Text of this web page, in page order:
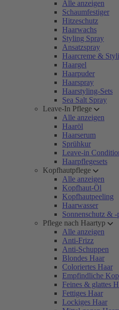
Alle anzeigen
Schaumfestiger
Hitzeschutz
Haarwachs
Styling Spray
Ansatzspray
Haarcreme &
Haargel
Haarpuder
Haarspray
Haarstyling-Sets
Sea Salt Spray
Leave-In Pflege
Alle anzeigen
Haaröl
Haarserum
Sprühkur
Leave-in
Haarpflegesets
Kopfhautpflege
Alle anzeigen
Kopfhaut-Öl
Kopfhautpeeling
Haarwasser
Sonnenschutz & -
Pflege nach Haartyp
Alle anzeigen
Anti-Frizz
Anti-Schuppen
Blondes Haar
Coloriertes Haar
Empfindliche
Feines & glattes
Fettiges Haar
Lockiges Haar